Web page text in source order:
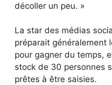
décoller un peu. »
La star des médias
préparait généralement
pour gagner du temps,
stock de 30 personnes
prêtes à être saisies.